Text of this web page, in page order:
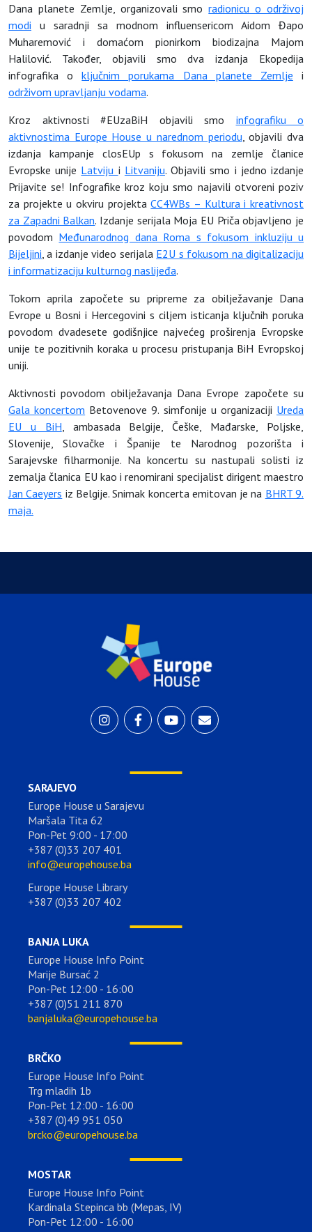
Dana planete Zemlje, organizovali smoradionicu o održivoj
modi u saradnji sa modnom influensericom Aidom Đapo
Muharemović i domaćom pionirkom biodizajna Majom
Halilović. Također, objavili smo dva izdanja Ekopedija
infografika oključnim porukama Dana planete Zemlje i
održivom upravljanju vodama.
Kroz aktivnosti #EUzaBiH objavili smo infografiku o
aktivnostima Europe House u narednom periodu , objavili dva
izdanja kampanje closEUp s fokusom na zemlje članice
Evropske unije Latviju i Litvaniju. Objavili smo i jedno izdanje
Prijavite se! Infografike kroz koju smo najavili otvoreni poziv
za projekte u okviru projektaCC4WBs – Kultura i kreativnost
za Zapadni Balkan. Izdanje serijala Moja EU Priča objavljeno je
povodom Međunarodnog dana Roma s fokusom inkluziju u
Bijeljini , a izdanje video serijala E2U s fokusom na digitalizaciju
i informatizaciju kulturnog naslijeđa.
Tokom aprila započete su pripreme za obilježavanje Dana
Evrope u Bosni i Hercegovini s ciljem isticanja ključnih poruka
povodom dvadesete godišnjice najvećeg proširenja Evropske
unije te pozitivnih koraka u procesu pristupanja BiH Evropskoj
uniji.
Aktivnosti povodom obilježavanja Dana Evrope započete su
Gala koncertom Betovenove 9. simfonije u organizaciji Ureda
EU u BiH , ambasada Belgije, Češke, Mađarske, Poljske,
Slovenije, Slovačke i Španije te Narodnog pozorišta i
Sarajevske filharmonije. Na koncertu su nastupali solisti iz
zemalja članica EU kao i renomirani specijalist dirigent maestro
Jan Caeyers iz Belgije. Snimak koncerta emitovan je na BHRT 9.
maja.
SARAJEVO
Europe House u Sarajevu
Maršala Tita 62
Pon-Pet 9:00 - 17:00
+387 (0)33 207 401
info@europehouse.ba
Europe House Library
+387 (0)33 207 402
BANJA LUKA
Europe House Info Point
Marije Bursać 2
Pon-Pet 12:00 - 16:00
+387 (0)51 211 870
banjaluka@europehouse.ba
BRČKO
Europe House Info Point
Trg mladih 1b
Pon-Pet 12:00 - 16:00
+387 (0)49 951 050
brcko@europehouse.ba
MOSTAR
Europe House Info Point
Kardinala Stepinca bb (Mepas, IV)
Pon-Pet 12:00 - 16:00